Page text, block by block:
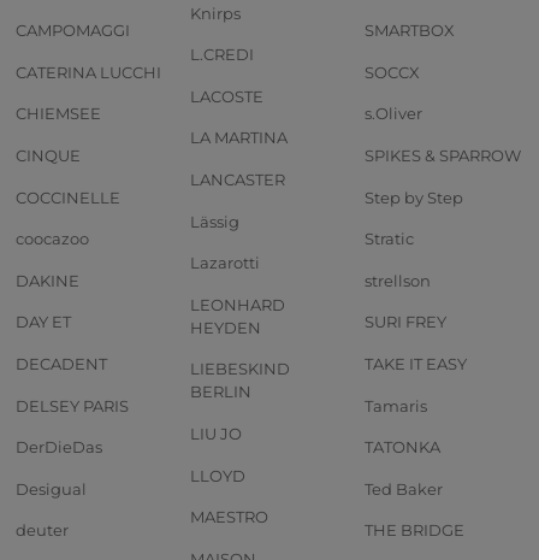
CAMPOMAGGI
CATERINA LUCCHI
CHIEMSEE
CINQUE
COCCINELLE
coocazoo
DAKINE
DAY ET
DECADENT
DELSEY PARIS
DerDieDas
Desigual
deuter
Knirps
L.CREDI
LACOSTE
LA MARTINA
LANCASTER
Lässig
Lazarotti
LEONHARD
HEYDEN
LIEBESKIND
BERLIN
LIU JO
LLOYD
MAESTRO
SMARTBOX
SOCCX
s.Oliver
SPIKES & SPARROW
Step by Step
Stratic
strellson
SURI FREY
TAKE IT EASY
Tamaris
TATONKA
Ted Baker
THE BRIDGE